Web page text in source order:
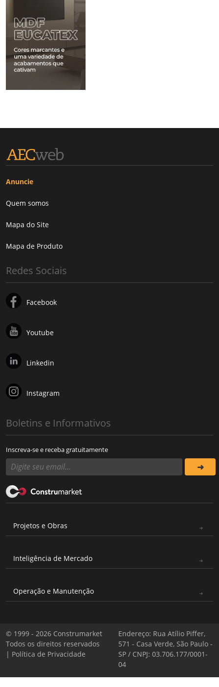
Anuncie
Quem somos
Mapa do Site
Mapa de Produto
Redes Sociais
Facebook
Youtube
Linkedin
Instagram
Boletins e Informativos
Inscreva-se e receba gratuitamente
Projetos e Obras
Inteligência de Mercado
Operação e Manutenção
© 1999 - 2026 Construmarket
Todos os direitos reservados
| Política de Privacidade
Endereço: Rua Atílio Piffer,
571 - Casa Verde, São Paulo -
SP / CNPJ: 03.706.177/0001-
04